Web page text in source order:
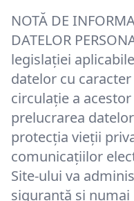
NOTĂ DE
DATELOR
legislației
datelor cu
circulație a
prelucrarea
protecția vieții
comunicațiilor
Site-ului va
siguranță și